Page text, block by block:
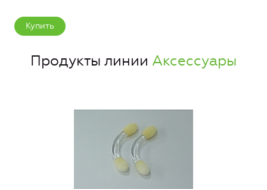
Купить
Продукты линии Аксессуары